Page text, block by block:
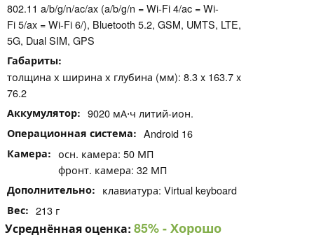
802.11 a/b/g/n/ac/ax (a/b/g/n = Wi-Fi 4/ac = Wi-
Fi 5/ax = Wi-Fi 6/), Bluetooth 5.2, GSM, UMTS, LTE,
5G, Dual SIM, GPS
Габариты
толщина х ширина х глубина (мм): 8.3 x 163.7 x
76.2
Аккумулятор 9020 мА⋅ч литий-ион.
Операционная система Android 16
Камера
осн. камера: 50 МП
фронт. камера: 32 МП
Дополнительно клавиатура: Virtual keyboard
Вес 213 г
Усреднённая оценка: 85%- Хорошо